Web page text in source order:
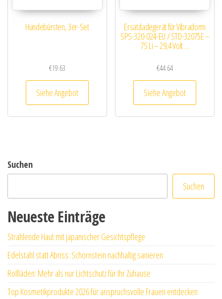
Hundebürsten, 3er-Set
€19.63
Siehe Angebot
Ersatzladegerät für Vibradorm
SPS-320-024-EU / STD-32075E –
7S Li – 29,4 Volt …
€44.64
Siehe Angebot
Suchen
Suchen
Neueste Einträge
Strahlende Haut mit japanischer Gesichtspflege
Edelstahl statt Abriss: Schornstein nachhaltig sanieren
Rollläden: Mehr als nur Lichtschutz für Ihr Zuhause
Top Kosmetikprodukte 2026 für anspruchsvolle Frauen entdecken